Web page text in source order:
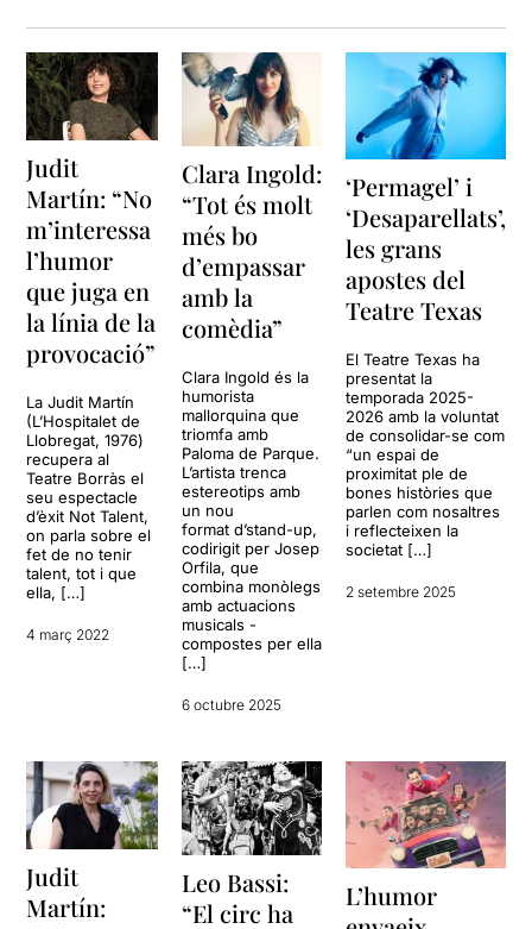
Judit
Martín: “No
m’interessa
l’humor
que juga en
la línia de la
provocació”
La Judit Martín
(L’Hospitalet de
Llobregat, 1976)
recupera al
Teatre Borràs el
seu espectacle
d’èxit Not Talent,
on parla sobre el
fet de no tenir
talent, tot i que
ella, […]
4 març 2022
Clara Ingold:
“Tot és molt
més bo
d’empassar
amb la
comèdia”
Clara Ingold és la
humorista
mallorquina que
triomfa amb
Paloma de Parque.
L’artista trenca
estereotips amb
un nou
format d’stand-up,
codirigit per Josep
Orfila, que
combina monòlegs
amb actuacions
musicals -
compostes per ella
[…]
6 octubre 2025
‘Permagel’ i
‘Desaparellats’,
les grans
apostes del
Teatre Texas
El Teatre Texas ha
presentat la
temporada 2025-
2026 amb la voluntat
de consolidar-se com
“un espai de
proximitat ple de
bones històries que
parlen com nosaltres
i reflecteixen la
societat […]
2 setembre 2025
Judit
Martín:
Leo Bassi:
“El circ ha
L’humor